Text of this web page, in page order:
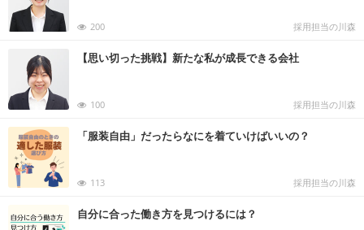
200 採用担当の川森
【思い切った挑戦】新たな私が成長できる会社
100 採用担当の川森
「服装自由」だったらなにを着ていけばいいの？
113 採用担当の川森
自分に合った働き方を見つけるには？